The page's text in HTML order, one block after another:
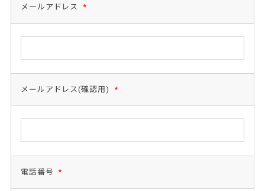
メールアドレス *
メールアドレス(確認用) *
電話番号 *